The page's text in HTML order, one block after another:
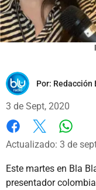
Por: Redacción
3 de Sept, 2020
Facebook
X
Actualizado: 3 de
Este martes en Bla
presentador